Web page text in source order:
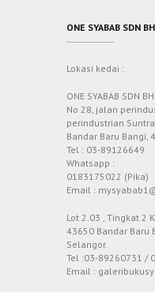
ONE SYABAB SDN
Lokasi kedai :
ONE SYABAB SDN
No 28, jalan
perindustrian
Bandar Baru Bangi,
Tel : 03-89126649
Whatsapp :
0183175022 (Pika)
Email :
Lot 2.03 , Tingkat 2
43650 Bandar Baru
Selangor.
Tel :03-89260731 /
Email :